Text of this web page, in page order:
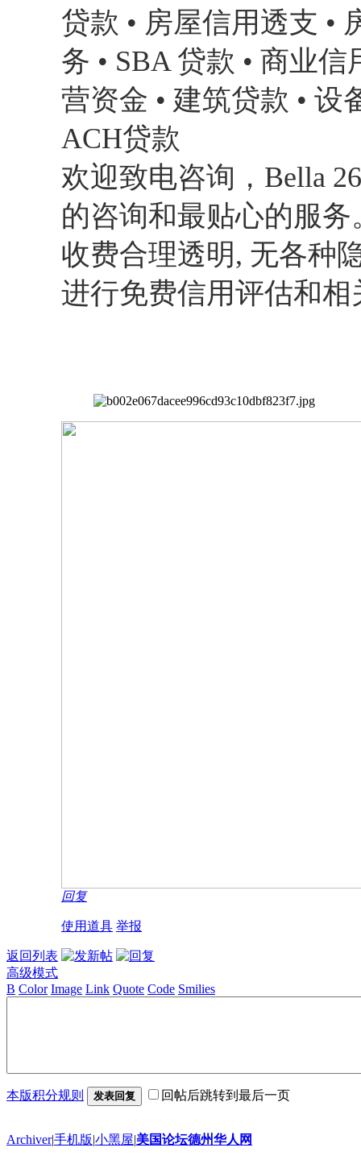
贷款 • 房屋信用透支 •
务 • SBA 贷款 • 商业
营资金 • 建筑贷款 • 设
ACH贷款
欢迎致电咨询，Bella
的咨询和最贴心的服务
收费合理透明, 无各种
进行免费信用评估和相
回复
使用道具 举报
返回列表
高级模式
B Color Image Link Quote Code Smilies
本版积分规则 发表回复 回帖后跳转到最后一页
Archiver|手机版|小黑屋|美国论坛德州华人网